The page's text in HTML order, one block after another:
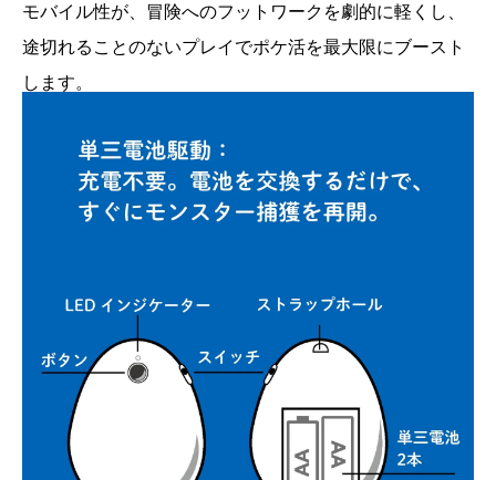
モバイル性が、冒険へのフットワークを劇的に軽くし、
途切れることのないプレイでポケ活を最大限にブースト
します。